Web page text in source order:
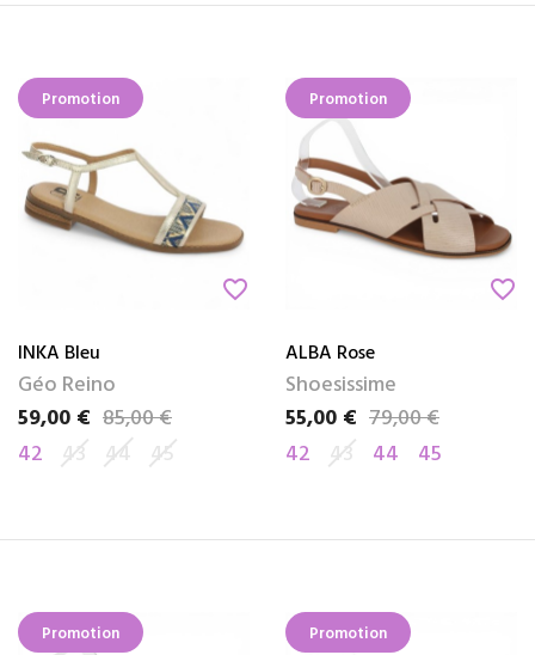
Promotion
favorite_border
INKA Bleu
Géo Reino
Prix
59,00 €
Prix de base85,00 €
42 43 44 45
Promotion
favorite_border
ALBA Rose
Shoesissime
Prix
55,00 €
Prix de base79,00 €
42 43 44 45
Promotion Promotion